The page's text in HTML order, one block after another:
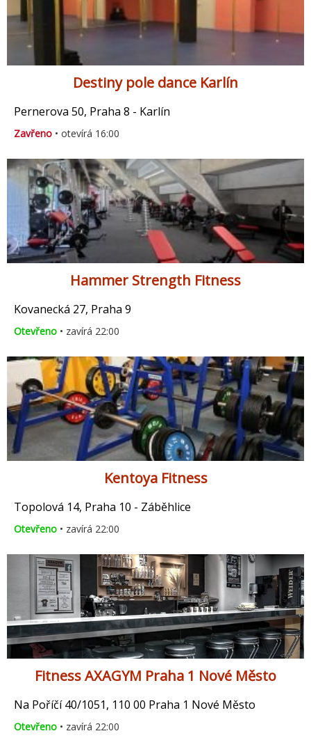
Destiny pole dance Karlín
Pernerova 50, Praha 8 - Karlín
Zavřeno • otevírá 16:00
Hammer Strength Fitness
Kovanecká 27, Praha 9
Otevřeno • zavírá 22:00
Kentoya Fitness
Topolová 14, Praha 10 - Záběhlice
Otevřeno • zavírá 22:00
Fitness AXAGYM Praha 1 Nové Město
Na Poříčí 40/1051, 110 00 Praha 1 Nové Město
Otevřeno • zavírá 22:00